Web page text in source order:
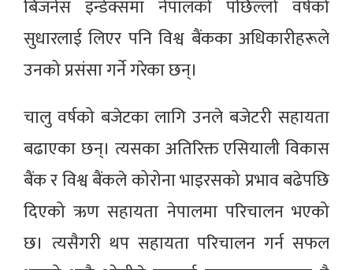
बिजनेस इन्डेक्समा नेपालको पछिल्लो वर्षको
सुधारलाई लिएर पनि विश्व बैंकका अधिकारीहरूले
उनको प्रसंसा गर्ने गरेका छन्।
चालु वर्षको बजेटका लागि उनले बजेटरी सहायता
बढाएका छन्। त्यसका अतिरिक्त एसियाली विकास
बैंक र विश्व बैंकले कोरोना भाइरसको प्रभाव बढेपछि
दिएको ऋण सहायता नेपालमा परिचालन भएको
छ। त्यसैगरी थप सहायता परिचालन गर्न सफल